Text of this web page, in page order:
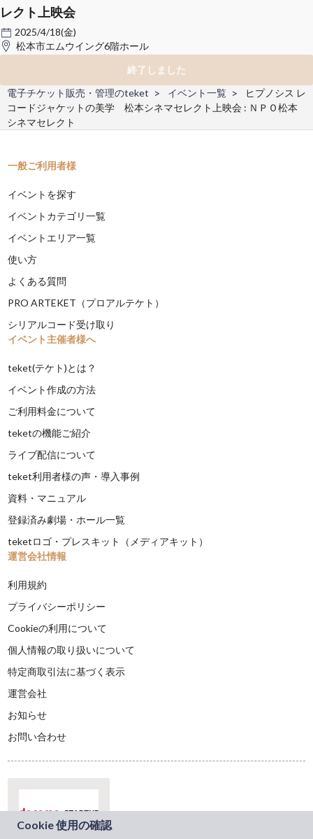
レクト上映会
2025/4/18(金)
松本市エムウイング6階ホール
終了しました
電子チケット販売・管理のteket
イベント一覧
ヒプノシス レ
コードジャケットの美学 松本シネマセレクト上映会 : ＮＰＯ松本
シネマセレクト
一般ご利用者様
イベントを探す
イベントカテゴリ一覧
イベントエリア一覧
使い方
よくある質問
PRO ARTEKET（プロアルテケト）
シリアルコード受け取り
イベント主催者様へ
teket(テケト)とは？
イベント作成の方法
ご利用料金について
teketの機能ご紹介
ライブ配信について
teket利用者様の声・導入事例
資料・マニュアル
登録済み劇場・ホール一覧
teketロゴ・プレスキット（メディアキット）
運営会社情報
利用規約
プライバシーポリシー
Cookieの利用について
個人情報の取り扱いについて
特定商取引法に基づく表示
運営会社
お知らせ
お問い合わせ